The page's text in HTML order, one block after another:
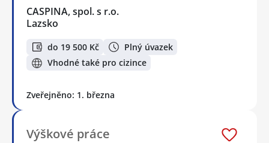
CASPINA, spol. s r.o.
Lazsko
do 19 500 Kč
Plný úvazek
Vhodné také pro cizince
Zveřejněno: 1. března
Výškové práce